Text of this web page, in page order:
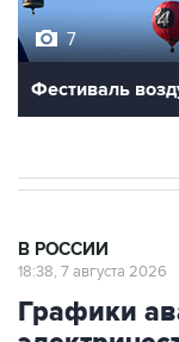
Фестиваль
Графики
области